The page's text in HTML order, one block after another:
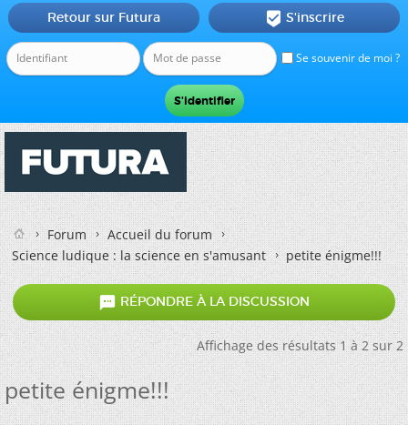
Se souvenir de moi ?
Retour sur Futura  S'inscrire
Forum
Accueil du forum
Science ludique : la science en s'amusant
petite énigme!!!
 RÉPONDRE À LA DISCUSSION
Affichage des résultats 1 à 2 sur 2
petite énigme!!!